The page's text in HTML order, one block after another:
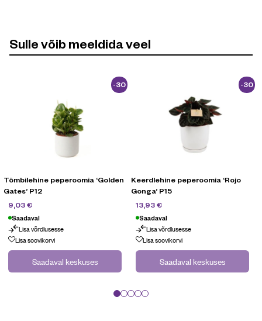
Sulle võib meeldida veel
-30
%
Tömbilehine peperoomia ‘Golden
Gates’ P12
9,03€
Saadaval
Lisa võrdlusesse
Lisa soovikorvi
Saadaval keskuses
-30
%
Keerdlehine peperoomia ‘Rojo
Gonga’ P15
13,93€
Saadaval
Lisa võrdlusesse
Lisa soovikorvi
Saadaval keskuses